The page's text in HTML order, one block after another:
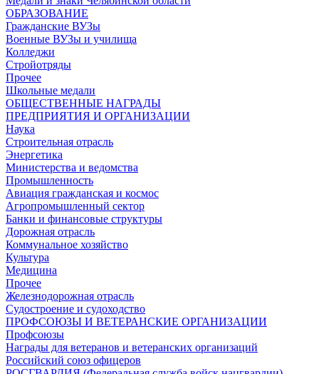
ОБРАЗОВАНИЕ
Гражданские ВУЗы
Военные ВУЗы и училища
Колледжи
Стройотряды
Прочее
Школьные медали
ОБЩЕСТВЕННЫЕ НАГРАДЫ
ПРЕДПРИЯТИЯ И ОРГАНИЗАЦИИ
Наука
Строительная отрасль
Энергетика
Министерства и ведомства
Промышленность
Авиация гражданская и космос
Агропромышленный сектор
Банки и финансовые структуры
Дорожная отрасль
Коммунальное хозяйство
Культура
Медицина
Прочее
Железнодорожная отрасль
Судостроение и судоходство
ПРОФСОЮЗЫ И ВЕТЕРАНСКИЕ ОРГАНИЗАЦИИ
Профсоюзы
Награды для ветеранов и ветеранских организаций
Российский союз офицеров